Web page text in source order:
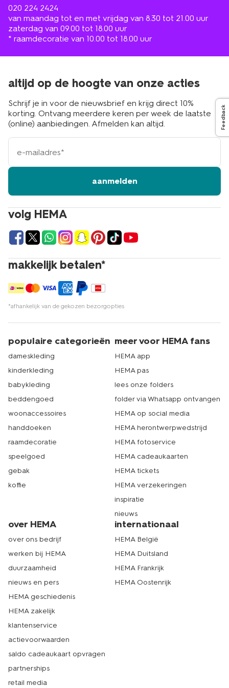
Feedback
020 224 2424
van maandag tot en met vrijdag van 8.30 tot 21.00 uur
zaterdag van 09.00 tot 18.00 uur
* raamdecoratie van 10.00 tot 18.00 uur
volg HEMA
makkelijk betalen*
*afhankelijk van de gekozen bezorgopties
altijd op de hoogte van onze acties
Schrijf je in voor de nieuwsbrief en krijg direct 10%
korting. Ontvang meerdere keren per week de laatste
(online) aanbiedingen. Afmelden kan altijd.
e-
mailadres
aanmelden
populaire categorieën
dameskleding
kinderkleding
babykleding
beddengoed
woonaccessoires
handdoeken
raamdecoratie
speelgoed
gebak
koffie
meer voor HEMA fans
HEMA app
HEMA pas
lees onze folders
folder via Whatsapp ontvangen
HEMA op social media
HEMA herontwerpwedstrijd
HEMA fotoservice
HEMA cadeaukaarten
HEMA tickets
HEMA verzekeringen
inspiratie
nieuws
over HEMA
over ons bedrijf
werken bij HEMA
duurzaamheid
nieuws en pers
HEMA geschiedenis
HEMA zakelijk
klantenservice
actievoorwaarden
saldo cadeaukaart opvragen
partnerships
retail media
internationaal
HEMA België
HEMA Duitsland
HEMA Frankrijk
HEMA Oostenrijk